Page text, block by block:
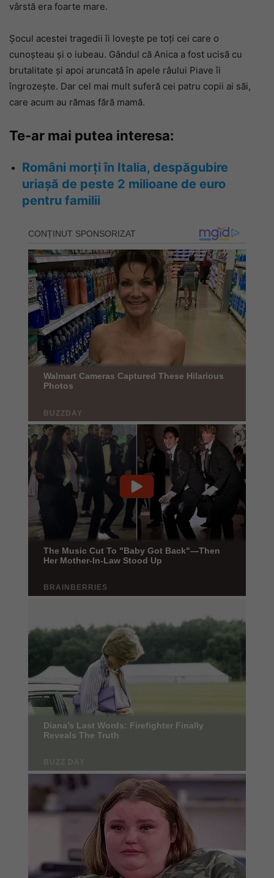
vârstă era foarte mare.
Șocul acestei tragedii îi lovește pe toți cei care o
cunoșteau și o iubeau. Gândul că Anica a fost ucisă cu
brutalitate și apoi aruncată în apele râului Piave îi
îngrozește. Dar cel mai mult suferă cei patru copii ai săi,
care acum au rămas fără mamă.
Te-ar mai putea interesa:
Români morți în Italia, despăgubire
uriașă de peste 2 milioane de euro
pentru familii